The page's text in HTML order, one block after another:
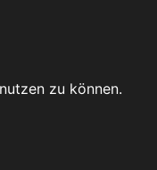
zu können.